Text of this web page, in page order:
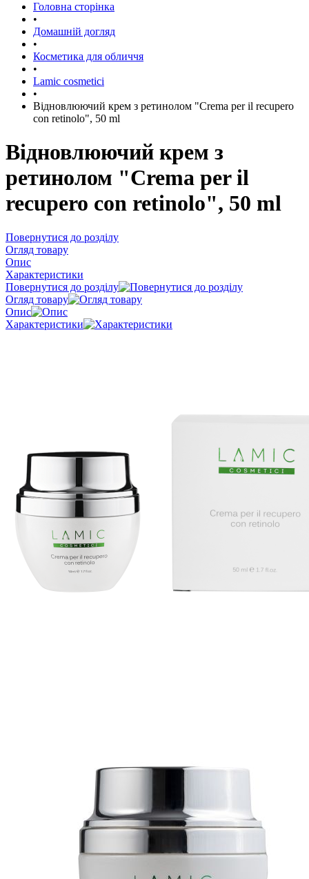
Головна сторінка
•
Домашній догляд
•
Косметика для обличчя
•
Lamic cosmetici
•
Відновлюючий крем з ретинолом "Crema per il recupero
con retinolo", 50 ml
Відновлюючий крем з
ретинолом "Crema per il
recupero con retinolo", 50 ml
Повернутися до розділу
Огляд товару
Опис
Характеристики
Повернутися до розділу
Огляд товару
Опис
Характеристики